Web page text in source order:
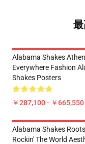
Alabama Shakes
Everywhere Fashion
Shakes Posters
￥287,100 - ￥665,550
Alabama Shakes Roots
Rockin' The World